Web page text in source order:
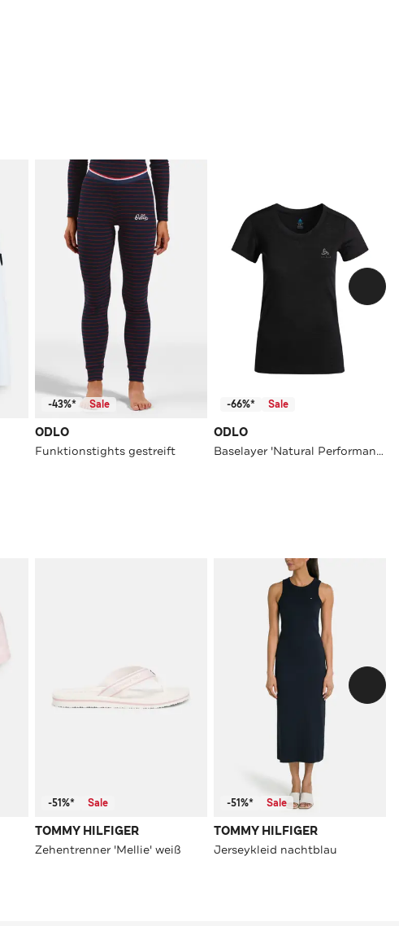
-43%* Sale
ODLO
Funktionstights gestreift
-66%* Sale
ODLO
Baselayer 'Natural Performance' schwarz
-51%* Sale
TOMMY HILFIGER
Zehentrenner 'Mellie' weiß
-51%* Sale
TOMMY HILFIGER
Jerseykleid nachtblau